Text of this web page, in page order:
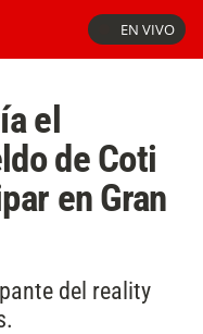
EN VIVO
el
de Coti
en Gran
del reality